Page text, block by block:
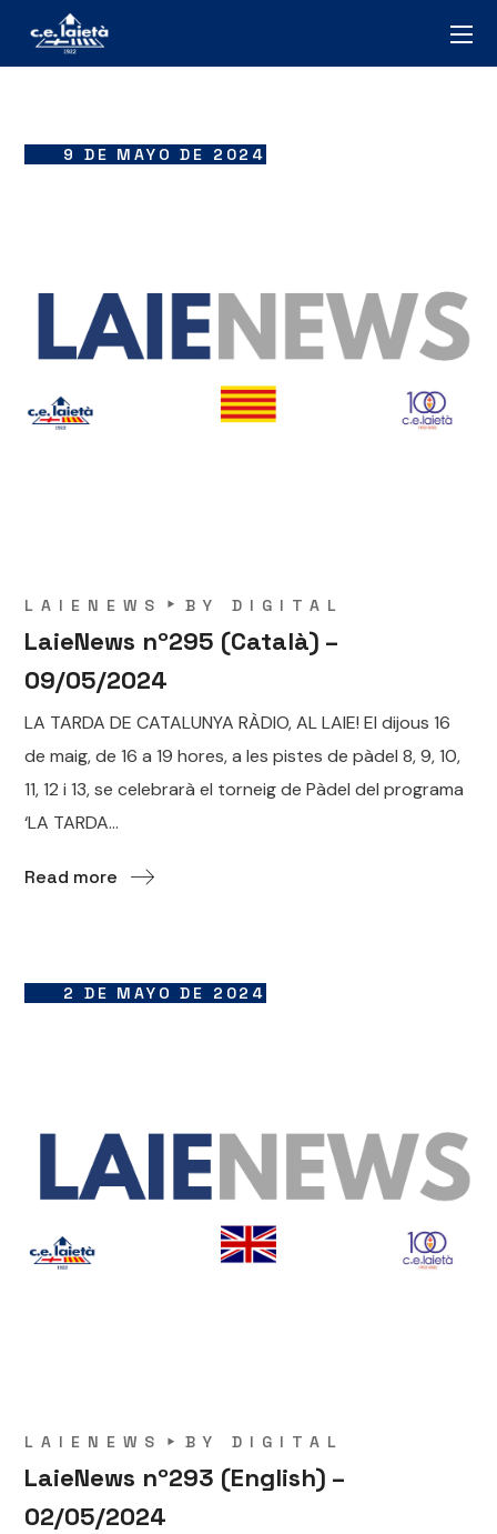
9 DE MAYO DE 2024
LAIENEWS BYDIGITAL
LaieNews nº295 (Català) –
09/05/2024
LA TARDA DE CATALUNYA RÀDIO, AL LAIE! El dijous 16
de maig, de 16 a 19 hores, a les pistes de pàdel 8, 9, 10,
11, 12 i 13, se celebrarà el torneig de Pàdel del programa
‘LA TARDA...
Read more
2 DE MAYO DE 2024
LAIENEWS BYDIGITAL
LaieNews nº293 (English) –
02/05/2024